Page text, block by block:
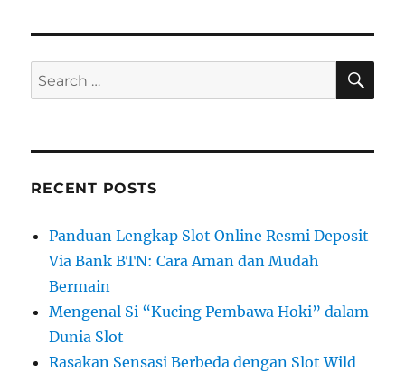
Search
for:
RECENT POSTS
Panduan Lengkap Slot Online Resmi Deposit
Via Bank BTN: Cara Aman dan Mudah
Bermain
Mengenal Si “Kucing Pembawa Hoki” dalam
Dunia Slot
Rasakan Sensasi Berbeda dengan Slot Wild